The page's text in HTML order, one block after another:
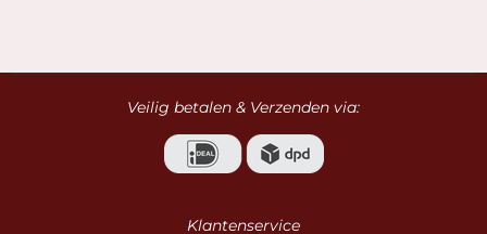
Veilig betalen & Verzenden via:
Klantenservice